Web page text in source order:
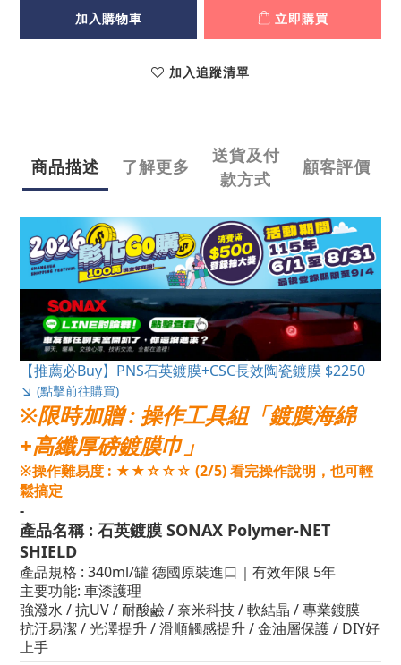
加入購物車 立即購買
加入追蹤清單
商品描述 了解更多
送貨及付
款方式
顧客評價
【推薦必Buy】PNS石英鍍膜+CSC長效陶瓷鍍膜 $2250
↘ (點擊前往購買)
※限時加贈: 操作工具組「鍍膜海綿
+高纖厚磅鍍膜巾」
※操作難易度 : ★★☆☆☆ (2/5) 看完操作說明，也可輕
鬆搞定
-
產品名稱: 石英鍍膜 SONAX Polymer-NET
SHIELD
產品規格 : 340ml/罐 德國原裝進口 ｜有效年限 5年
主要功能: 車漆護理
強潑水 / 抗UV / 耐酸鹼 / 奈米科技 / 軟結晶 / 專業鍍膜
抗汙易潔 / 光澤提升 / 滑順觸感提升 / 金油層保護 / DIY好
上手